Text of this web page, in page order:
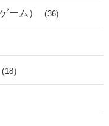
ーム） (36)
(18)